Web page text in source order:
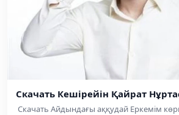
Скачать Кешірейін Қайрат
Скачать Айдындағы аққудай Еркемім